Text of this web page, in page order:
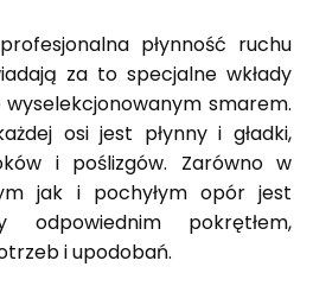
płynność ruchu
za to specjalne wkłady
smarem.
osi jest płynny i gładki,
i poślizgów. Zarówno w
jak i pochyłym opór jest
odpowiednim pokrętłem,
i upodobań.